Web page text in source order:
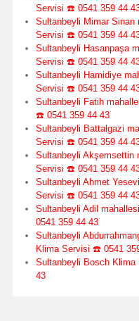
Servisi ☎️ 0541 359 44
Sultanbeyli Mimar
Servisi ☎️ 0541 359 44
Sultanbeyli Hasanpaşa
Servisi ☎️ 0541 359 44
Sultanbeyli Hamidiye
Servisi ☎️ 0541 359 44
Sultanbeyli Fatih
☎️ 0541 359 44 43
Sultanbeyli Battalgazi
Servisi ☎️ 0541 359 44
Sultanbeyli Akşemsettin
Servisi ☎️ 0541 359 44
Sultanbeyli Ahmet
Servisi ☎️ 0541 359 44
Sultanbeyli Adil
0541 359 44 43
Sultanbeyli
Klima Servisi ☎️ 0541
Sultanbeyli Bosch
43